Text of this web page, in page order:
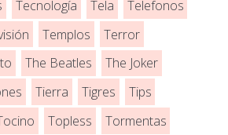
Tecnología Tela
Telefonos
Templos
Terror
The Beatles
The Joker
Tierra Tigres
Tips
Topless
Tormentas